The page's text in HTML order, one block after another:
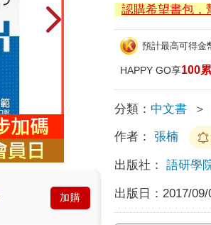
加購
認購希望書包，
預計最高可得金
HAPPY GO享100
分類： 中文書 ＞
作者： 張楠
出版社： 語研學
出版日： 2017/09/